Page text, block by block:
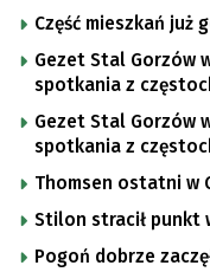
Część mieszkań już
Gezet Stal Gorzów
spotkania z
Gezet Stal Gorzów
spotkania z
Thomsen ostatni w
Stilon stracił punkt
Pogoń dobrze